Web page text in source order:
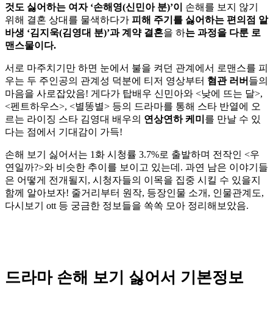
것도 싫어하는 여자 ‘손해영(신민아 분)’이 손해를 보지 않기
위해 결혼 상대를 물색하다가 피해 주기를 싫어하는 편의점 알
바생 ‘김지욱(김영대 분)’과 계약 결혼을 하는 과정을 다룬 로
맨스물이다.
서로 마주치기만 하면 눈에서 불을 켜던 관계에서 로맨스를 피
우는 두 주인공의 관계성 덕분에 티저 영상부터 혐관 러버 들의
마음을 사로잡았음! 게다가 탑배우 신민아와 <낮에 뜨는 달>,
<펜트하우스>, <별똥별> 등의 드라마를 통해 스타 반열에 오
르는 라이징 스타 김영대 배우의 연상연하 케미 를 만날 수 있
다는 점에서 기대감이 가득!
손해 보기 싫어서는 1화 시청률 3.7%로 출발하며 전작인 <우
연일까?>와 비슷한 추이를 보이고 있는데. 과연 남은 이야기들
은 어떻게 전개될지, 시청자들의 이목을 집중 시킬 수 있을지
함께 알아보자! 줄거리부터 원작, 등장인물 소개, 인물관계도,
다시보기 ott 등 궁금한 정보들을 쏙쏙 모아 정리해보았음.
드라마 손해 보기 싫어서 기본정보